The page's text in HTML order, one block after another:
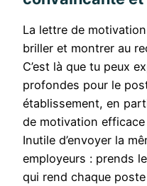
La lettre de
briller et montrer au
C’est là que tu peux
profondes pour le
établissement, en
de motivation
Inutile d’envoyer la
employeurs : prends
qui rend chaque